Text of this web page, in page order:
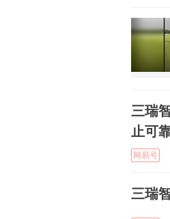
三瑞
止可
网易号
三瑞